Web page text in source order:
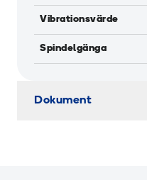
Vibrationsvärde
Spindelgänga
Dokument